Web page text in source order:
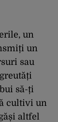
un
un
sau
să-ți
cultivi un
altfel